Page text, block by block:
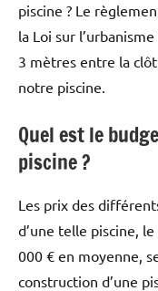
piscine ? Le
la Loi sur
3 mètres entre la
notre piscine.
Quel est le
piscine ?
Les prix des
d’une telle piscine,
000 € en moyenne,
construction d’une